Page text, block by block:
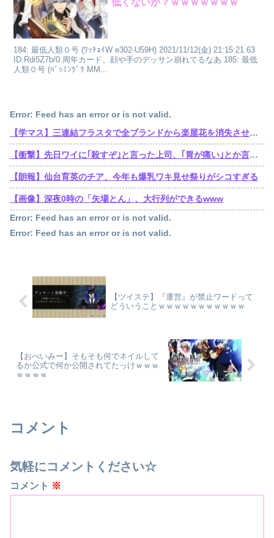
低くないか？ｗｗｗｗｗｗｗ
184: 最低人類０号 (ﾜｯﾁｮｲW e302-U59H) 2021/11/12(金) 21:15:21.63
ID:Rdi5Z7b/0 周年カード、顔や手のデッサン崩れてるなあ 185: 最低
人類０号 (ﾊﾞｯﾐﾝｸﾞｸ MM...
Error: Feed has an error or is not valid.
【学マス】三連結フラスタで全ブランドから楽屋花を消失させた訴訟おじさん遂に口を開くも他人事
【衝撃】先日ワイに｢殺すぞ｣と言った上司、｢胃が痛い｣とか言い出すｗｗｗｗｗ
【朗報】仙台育英のチア、今年も爆乳ワキ見せ祭りがシコすぎる
【画像】深夜0時の「矢場とん」、大行列ができるwww
Error: Feed has an error or is not valid.
Error: Feed has an error or is not valid.
【ツイステ】『運営』が禁止ワードって
どういうことｗｗｗｗｗｗｗｗｗｗｗ
【おべいみー】そもそも何でネイルして
るか公式で何か公開されてたっけｗｗｗ
ｗｗｗｗ
コメント
気軽にコメントください☆
コメント ※